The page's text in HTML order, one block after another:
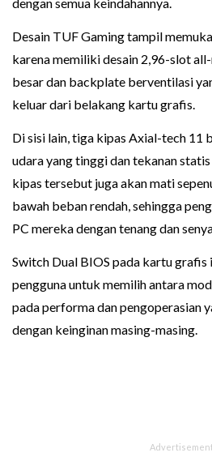
Desain TUF Gaming tampil
karena memiliki desain 2,96-slot
besar dan backplate berventilasi
keluar dari belakang kartu grafis.
Di sisi lain, tiga kipas Axial-tech 11
udara yang tinggi dan tekanan
kipas tersebut juga akan mati
bawah beban rendah, sehingga
PC mereka dengan tenang dan
Switch Dual BIOS pada kartu grafis
pengguna untuk memilih antara
pada performa dan pengoperasian
dengan keinginan masing-masing.